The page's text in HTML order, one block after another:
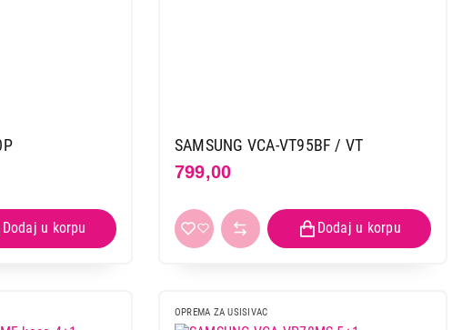
SAMSUNG VCA-VT95BF / VT
799,00
OPREMA ZA USISIVAC